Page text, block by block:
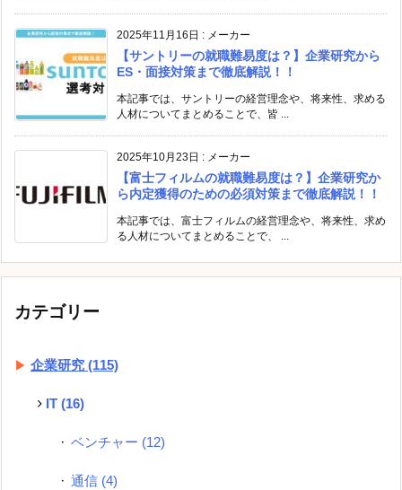
2025年11月16日 : メーカー
【サントリーの就職難易度は？】企業研究から
ES・面接対策まで徹底解説！！
本記事では、サントリーの経営理念や、将来性、求める
人材についてまとめることで、皆 ...
2025年10月23日 : メーカー
【富士フィルムの就職難易度は？】企業研究か
ら内定獲得のための必須対策まで徹底解説！！
本記事では、富士フィルムの経営理念や、将来性、求め
る人材についてまとめることで、 ...
カテゴリー
企業研究 (115)
IT (16)
ベンチャー (12)
通信 (4)